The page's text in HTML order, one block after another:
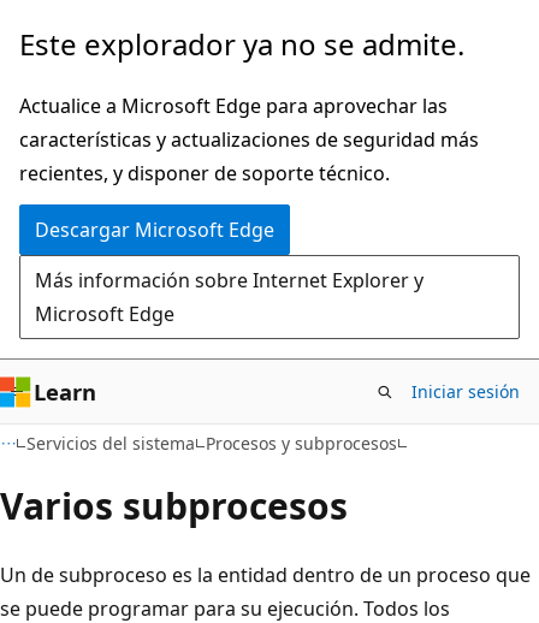
Ir
contenido
principal
Este explorador ya no se admite.
Actualice a Microsoft Edge para aprovechar las
características y actualizaciones de seguridad más
recientes, y disponer de soporte técnico.
Descargar Microsoft Edge
Más información sobre Internet Explorer y
Microsoft Edge
Learn Iniciar sesión
Servicios del sistema Procesos y subprocesos
Varios subprocesos
Un de subproceso es la entidad dentro de un proceso que
se puede programar para su ejecución. Todos los